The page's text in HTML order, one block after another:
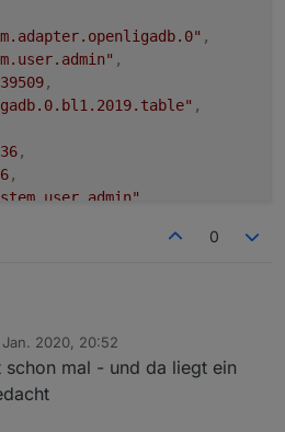
spielstände script:
(erstes bild)
ist 0 , werden die letzten 9
spiele gezeigt - sonst nix
andere lösung
widget.de ):siehe:
post/457248
,
,
,
,
,
,
0
die Tabelle, gibt natürlich noch
was man auswerten möchte.
2020, 20:52
schon mal - und da liegt ein